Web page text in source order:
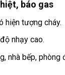
báo gas
hiện tượng cháy.
nhạy cao.
nhà bếp, phòng